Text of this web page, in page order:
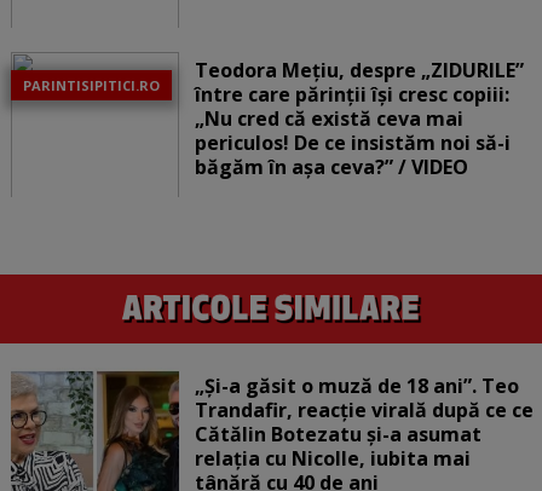
PARINTISIPITICI.RO
Teodora Mețiu, despre „ZIDURILE”
între care părinții își cresc copiii:
„Nu cred că există ceva mai
periculos! De ce insistăm noi să-i
băgăm în așa ceva?” / VIDEO
„Și-a găsit o muză de 18 ani”. Teo
Trandafir, reacție virală după ce ce
Cătălin Botezatu și-a asumat
relația cu Nicolle, iubita mai
tânără cu 40 de ani